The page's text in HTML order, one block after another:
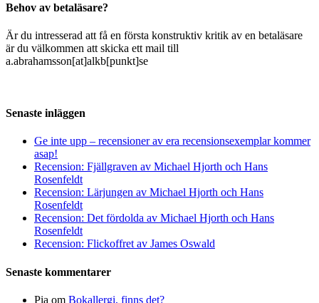
Behov av betaläsare?
Är du intresserad att få en första konstruktiv kritik av en betaläsare
är du välkommen att skicka ett mail till
a.abrahamsson[at]alkb[punkt]se
Senaste inläggen
Ge inte upp – recensioner av era recensionsexemplar kommer
asap!
Recension: Fjällgraven av Michael Hjorth och Hans
Rosenfeldt
Recension: Lärjungen av Michael Hjorth och Hans
Rosenfeldt
Recension: Det fördolda av Michael Hjorth och Hans
Rosenfeldt
Recension: Flickoffret av James Oswald
Senaste kommentarer
Pia om Bokallergi, finns det?